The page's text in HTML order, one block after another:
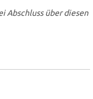
Abschluss über diesen